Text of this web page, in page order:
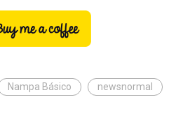
Nampa Básico newsnormal